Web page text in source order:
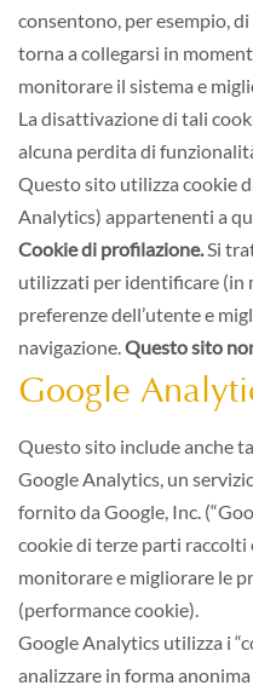
consentono, per esempio,
torna a collegarsi in
monitorare il sistema e
La disattivazione di tali
alcuna perdita di
Questo sito utilizza cookie
Analytics) appartenenti a
Cookie di profilazione.Si
utilizzati per identificare (in
preferenze dell’utente e
navigazione.Questo sito
Google
Questo sito include anche
Google Analytics, un
fornito da Google, Inc.
cookie di terze parti
monitorare e migliorare le
(performance cookie).
Google Analytics utilizza i
analizzare in forma